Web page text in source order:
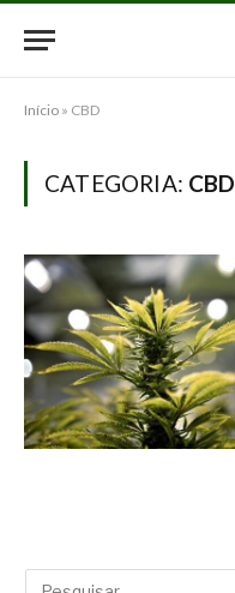
Início » CBD
CATEGORIA: CBD